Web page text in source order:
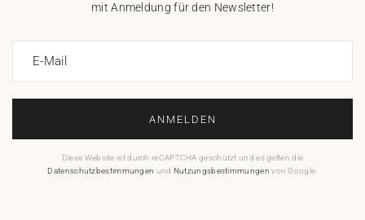
mit Anmeldung für den Newsletter!
E-Mail
ANMELDEN
Diese Website ist durch reCAPTCHA geschützt und es gelten die
Datenschutzbestimmungen und Nutzungsbestimmungen von Google.